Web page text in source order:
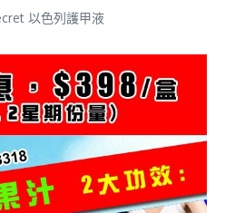
以色列護甲液